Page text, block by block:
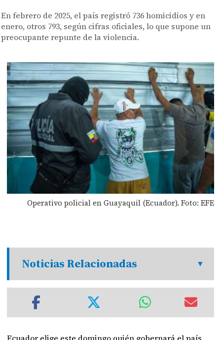
En febrero de 2025, el país registró 736 homicidios y en
enero, otros 793, según cifras oficiales, lo que supone un
preocupante repunte de la violencia.
Operativo policial en Guayaquil (Ecuador). Foto: EFE
Noticias Relacionadas